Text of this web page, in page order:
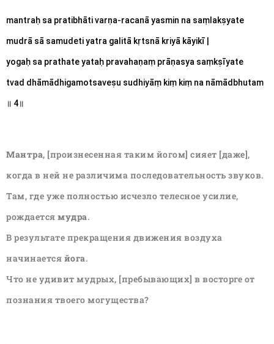
mantraḥ sa pratibhāti varṇa-racanā yasmin na saṃlakṣyate
mudrā sā samudeti yatra galitā kṛtsnā kriyā kāyikī |
yogaḥ sa prathate yataḥ pravahaṇaṃ prāṇasya saṃkṣīyate
॥ 4॥
Мантра, [произнесенная таким йогом] сияет [даже],
когда в ней не различима последовательность звуков.
Там, где уже полностью исчезло телесное усилие,
рождается мудра.
В результате прекращения движения воздуха
начинается йога.
Что не удивит мудрых, [пребывающих] в восторге от
познания твоего могущества?